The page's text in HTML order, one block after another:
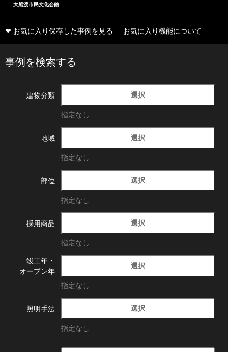
大船渡市民文化会館
❤ お気に入り保存した事例を見る お気に入り機能について
事例を検索する
建物分類 選択
指定なし
地域 選択
指定なし
部位 選択
指定なし
採用商品 選択
指定なし
竣工年・
オープン年
選択
指定なし
照明手法 選択
指定なし